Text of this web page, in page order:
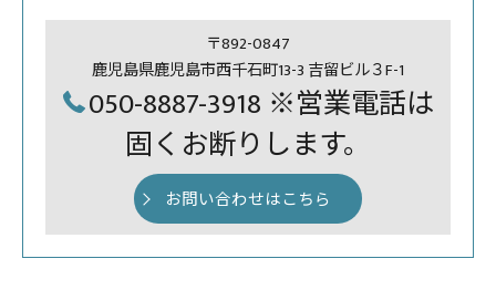
〒892-0847
鹿児島県鹿児島市西千石町13-3 吉留ビル３F-1
050-8887-3918 ※営業電話は
固くお断りします。
お問い合わせはこちら